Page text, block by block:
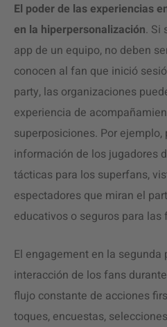
El poder de las experiencias
en la hiperpersonalización. Si
app de un equipo, no deben
conocen al fan que inició
party, las organizaciones
experiencia de
superposiciones. Por
información de los jugadores
tácticas para los superfans,
espectadores que miran el
educativos o seguros para
El engagement en la
interacción de los fans
flujo constante de acciones
toques, encuestas,